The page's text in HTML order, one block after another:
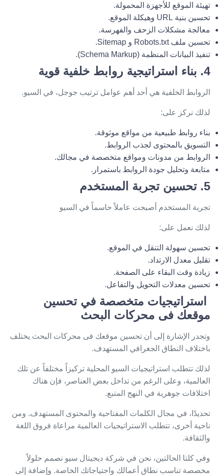
تهيئة الموقع للأجهزة المحمولة.
تحسين بنية URL وهيكلة الموقع.
معالجة مشكلات الزحف والفهرسة.
تحسين ملف Robots.txt و Sitemap.
تنفيذ البيانات المنظمة (Schema Markup).
4. بناء استراتيجية روابط خلفية قوية
الروابط الخلفية هي أحد أهم عوامل ترتيب جوجل، في السيو.
لذلك نركز على:
بناء روابط طبيعية من مواقع موثوقة.
التسويق بالمحتوى لجذب الروابط.
الروابط من مدونات ومواقع متخصصة في مجالك.
متابعة وتحليل جودة الروابط باستمرار.
5. تحسين تجربة المستخدم
تجربة المستخدم أصبحت عاملاً حاسماً في السيو
لذلك نعمل على:
تحسين سهولة التنقل في الموقع.
تقليل معدل الارتداد.
زيادة وقت البقاء على الصفحة.
تحسين معدلات التحويل والتفاعل.
استراتيجيات متخصصة في تحسين
موقعك فى محركات البحث
وتجدر الإشارة إلى أن تحسين موقعك فى محركات البحث يختلف
باختلاف النطاق الجغرافي المستهدف.
لذلك تتطلب استراتيجيات السيو المحلية تركيزاً مختلفاً عن تلك
العالمية، وعلى الرغم من تداخل بعض العناصر، فإن هناك
اختلافات جوهرية في النهج المتبع.
تحديدًا، في مجال الكلمات المفتاحية والمحتوى المستهدف. ومن
ناحية أخرى، تتطلب الاستراتيجيات العالمية مراعاة فروق اللغة
والثقافة.
وفي كلتا الحالتين، نحن في شركة ديجيتال سيو نصمم حلولاً
مخصصة تناسب نطاق أعمالك واحتياجاتك الخاصة. وإضافة إلى